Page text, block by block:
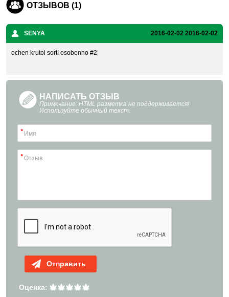
ОТЗЫВОВ (1)
SENYA 2016-02-02 2016-02-02
ochen krutoi sort! osobenno #2
НАПИСАТЬ ОТЗЫВ
Примечание: HTML разметка не поддерживается!
Используйте обычный текст.
Отправить
Оценка: